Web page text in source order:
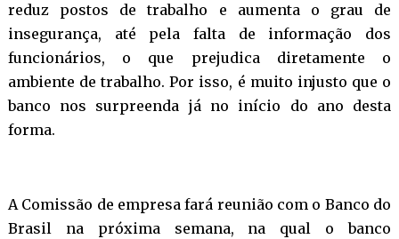
reduz postos de trabalho e aumenta o grau de
insegurança, até pela falta de informação dos
funcionários, o que prejudica diretamente o
ambiente de trabalho. Por isso, é muito injusto que o
banco nos surpreenda já no início do ano desta
forma.
A Comissão de empresa fará reunião com o Banco do
Brasil na próxima semana, na qual o banco